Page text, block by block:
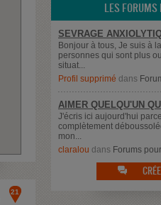
21
LES FORUMS
SEVRAGE
Bonjour à tous, Je suis à
personnes qui sont plus
situat...
Profil supprimé dans
AIMER QUELQU'UN
J'écris ici aujourd'hui
complètement
mon...
claralou dans Forums
